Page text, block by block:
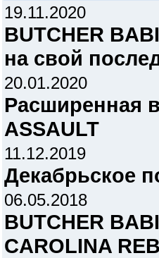
19.11.2020
BUTCHER
на свой
20.01.2020
Расширенная
ASSAULT
11.12.2019
Декабрьское
06.05.2018
BUTCHER
CAROLINA